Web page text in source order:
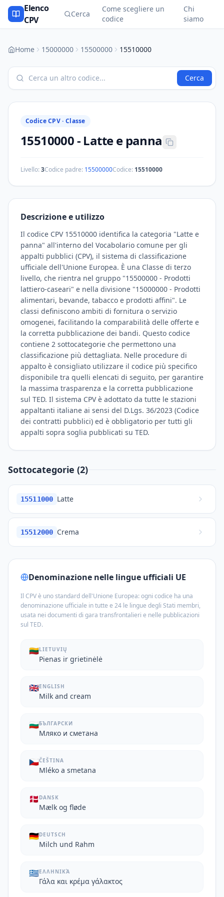
Elenco
CPV
Cerca
Come scegliere un
codice
Chi
siamo
Home 15000000 15500000 15510000
Cerca
Codice CPV · Classe
15510000- Latte e panna
Livello:3Codice padre: 15500000Codice: 15510000
Descrizione e utilizzo
Il codice CPV 15510000 identifica la categoria "Latte e
panna" all'interno del Vocabolario comune per gli
appalti pubblici (CPV), il sistema di classificazione
ufficiale dell'Unione Europea. È una Classe di terzo
livello, che rientra nel gruppo "15500000 - Prodotti
lattiero-caseari" e nella divisione "15000000 - Prodotti
alimentari, bevande, tabacco e prodotti affini". Le
classi definiscono ambiti di fornitura o servizio
omogenei, facilitando la comparabilità delle offerte e
la corretta pubblicazione dei bandi. Questo codice
contiene 2 sottocategorie che permettono una
classificazione più dettagliata. Nelle procedure di
appalto è consigliato utilizzare il codice più specifico
disponibile tra quelli elencati di seguito, per garantire
la massima trasparenza e la corretta pubblicazione
sul TED. Il sistema CPV è adottato da tutte le stazioni
appaltanti italiane ai sensi del D.Lgs. 36/2023 (Codice
dei contratti pubblici) ed è obbligatorio per tutti gli
appalti sopra soglia pubblicati su TED.
Sottocategorie (2)
15511000 Latte
15512000 Crema
Denominazione nelle lingue ufficiali UE
Il CPV è uno standard dell'Unione Europea: ogni codice ha una
denominazione ufficiale in tutte e 24 le lingue degli Stati membri,
usata nei documenti di gara transfrontalieri e nelle pubblicazioni
sul TED.
🇱🇹LIETUVIŲ
Pienas ir grietinėlė
🇬🇧ENGLISH
Milk and cream
🇧🇬БЪЛГАРСКИ
Мляко и сметана
🇨🇿ČEŠTINA
Mléko a smetana
🇩🇰 DANSK
Mælk og fløde
🇩🇪DEUTSCH
Milch und Rahm
🇬🇷ΕΛΛΗΝΙΚΆ
Γάλα και κρέμα γάλακτος